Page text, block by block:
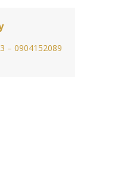
– 0904152089